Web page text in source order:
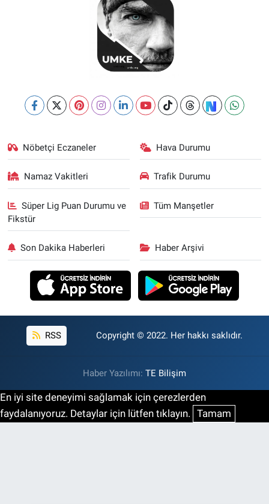
Nöbetçi Eczaneler Hava Durumu
Namaz Vakitleri Trafik Durumu
Süper Lig Puan Durumu ve
Fikstür
Tüm Manşetler
Son Dakika Haberleri Haber Arşivi
RSS Copyright © 2022. Her hakkı saklıdır.
Haber Yazılımı: TE Bilişim
En iyi site deneyimi sağlamak için çerezlerden
faydalanıyoruz. Detaylar için lütfen tıklayın. Tamam